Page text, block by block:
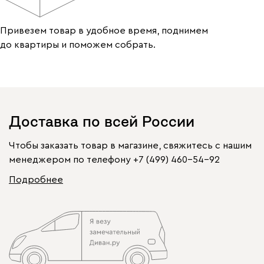
Привезем товар в удобное время, поднимем
до квартиры и поможем собрать.
Доставка по всей России
Чтобы заказать товар в магазине, свяжитесь с нашим
менеджером по телефону +7 (499) 460-54-92
Подробнее